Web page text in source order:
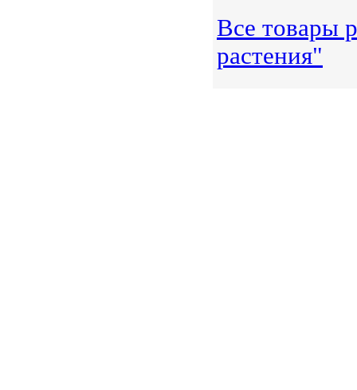
Все товары
растения"